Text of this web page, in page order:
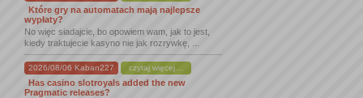
Które gry na automatach mają najlepsze
wypłaty?
No więc siadajcie, bo opowiem wam, jak to jest,
kiedy traktujecie kasyno nie jak rozrywkę, ...
2026/08/06 Kaban227 czytaj więcej...
Has casino slotroyals added the new
Pragmatic releases?